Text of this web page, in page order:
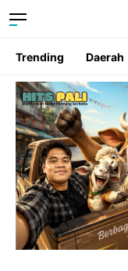
Trending Daerah